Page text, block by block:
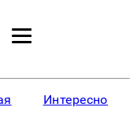
Интересное